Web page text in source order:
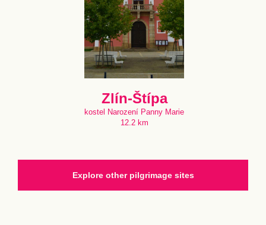
Zlín-Štípa
kostel Narození Panny Marie
12.2 km
Explore other pilgrimage sites